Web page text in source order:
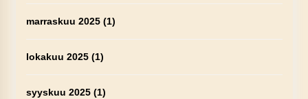
marraskuu 2025(1)
lokakuu 2025(1)
syyskuu 2025(1)